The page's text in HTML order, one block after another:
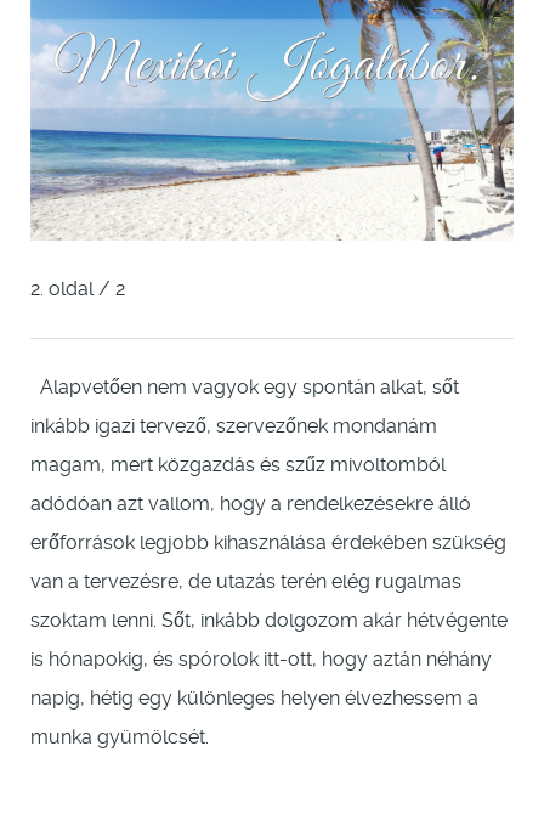
2. oldal / 2
Alapvetően nem vagyok egy spontán alkat, sőt
inkább igazi tervező, szervezőnek mondanám
magam, mert közgazdás és szűz mivoltomból
adódóan azt vallom, hogy a rendelkezésekre álló
erőforrások legjobb kihasználása érdekében szükség
van a tervezésre, de utazás terén elég rugalmas
szoktam lenni. Sőt, inkább dolgozom akár hétvégente
is hónapokig, és spórolok itt-ott, hogy aztán néhány
napig, hétig egy különleges helyen élvezhessem a
munka gyümölcsét.